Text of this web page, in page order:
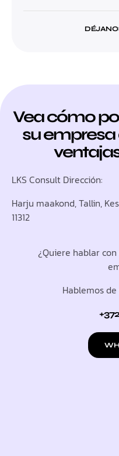
Vea cómo
su empresa
LKS Consult Dirección:
Harju maakond, Tallin,
11312
¿Quiere hablar
Hablemos